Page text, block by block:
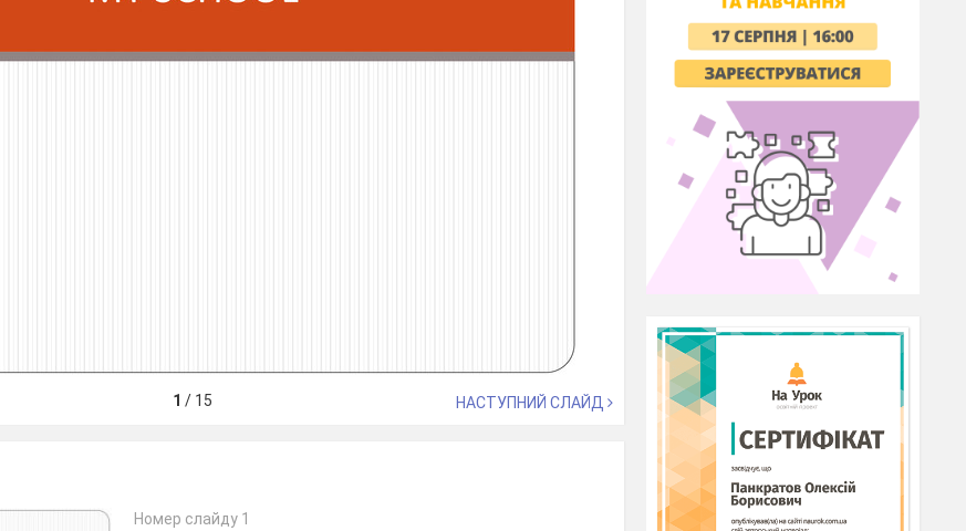
1 / 15 НАСТУПНИЙ СЛАЙД
Номер слайду 1